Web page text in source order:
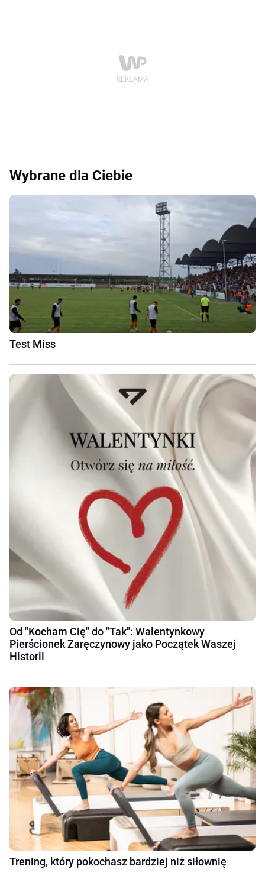
Wybrane dla Ciebie
Test Miss
Od "Kocham Cię" do "Tak": Walentynkowy
Pierścionek Zaręczynowy jako Początek Waszej
Historii
Trening, który pokochasz bardziej niż siłownię